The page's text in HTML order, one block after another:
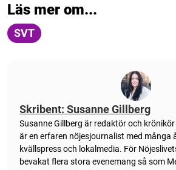
Läs mer om...
SVT
Skribent: Susanne Gillberg
Susanne Gillberg är redaktör och
är en erfaren nöjesjournalist med många
kvällspress och lokalmedia. För
bevakat flera stora evenemang så som